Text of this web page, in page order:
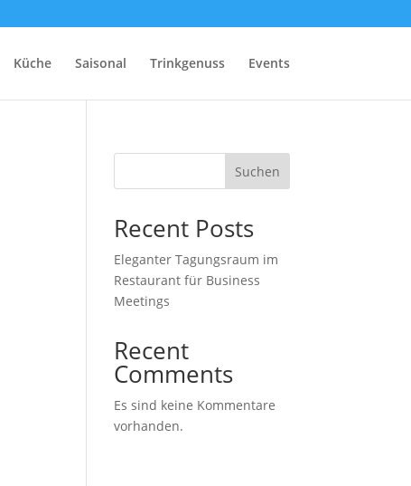
Küche Saisonal Trinkgenuss Events
Suchen
Recent Posts
Eleganter Tagungsraum im
Restaurant für Business
Meetings
Recent
Comments
Es sind keine Kommentare
vorhanden.